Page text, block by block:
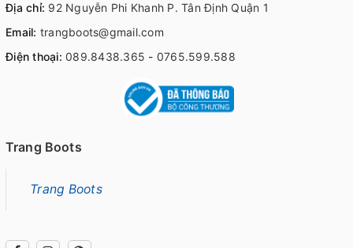
Địa chỉ: 92 Nguyễn Phi Khanh P. Tân Định Quận 1
Email: trangboots@gmail.com
Điện thoại: 089.8438.365 - 0765.599.588
Trang Boots
Trang Boots